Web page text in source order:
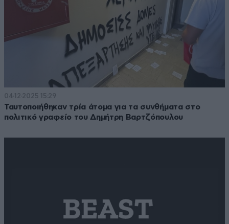
04·12·2025 15:29
Ταυτοποιήθηκαν τρία άτομα για τα συνθήματα στο
πολιτικό γραφείο του Δημήτρη Βαρτζόπουλου